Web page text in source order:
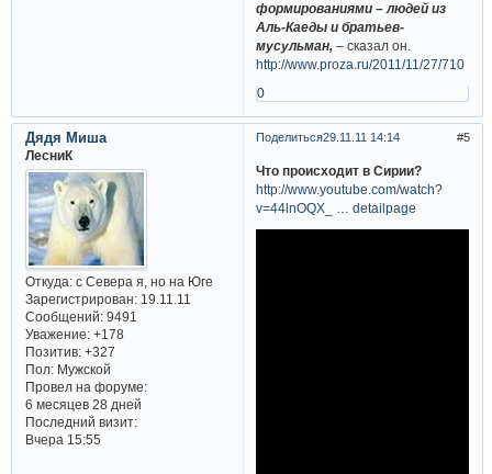
формированиями – людей из
Аль-Каеды и братьев-
мусульман, – сказал он.
http://www.proza.ru/2011/11/27/710
0
Поделиться 5
29.11.11 14:14
Дядя Миша
ЛесниК
Откуда:с Севера я, но на Юге
Зарегистрирован: 19.11.11
Сообщений:9491
Уважение: +178
Позитив: +327
Пол:Мужской
Провел на форуме:
6 месяцев 28 дней
Последний визит:
Вчера 15:55
Что происходит в Сирии?
http://www.youtube.com/watch?
v=44lnOQX_ … detailpage